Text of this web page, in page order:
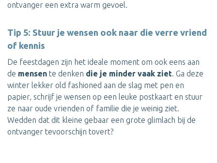
ontvanger een extra warm gevoel.
Tip 5: Stuur je wensen ook naar die verre vriend
of kennis
De feestdagen zijn het ideale moment om ook eens aan
de mensen te denken die je minder vaak ziet. Ga deze
winter lekker old fashioned aan de slag met pen en
papier, schrijf je wensen op een leuke postkaart en stuur
ze naar oude vrienden of familie die je weinig ziet.
Wedden dat dit kleine gebaar een grote glimlach bij de
ontvanger tevoorschijn tovert?